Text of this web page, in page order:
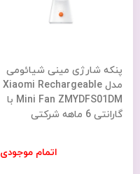
پنکه شارژی مینی شیائومی
مدل Xiaomi Rechargeable
Mini Fan ZMYDFS01DM با
گارانتی 6 ماهه شرکتی
اتمام موجودی